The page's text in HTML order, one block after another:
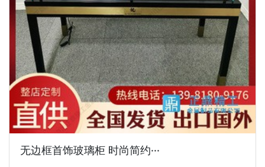
无边框首饰玻璃柜 时尚简约···